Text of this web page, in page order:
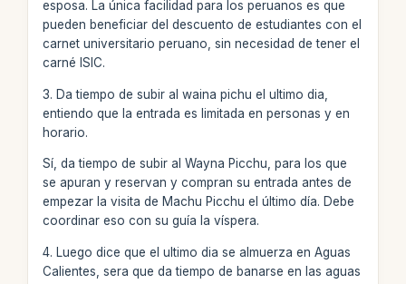
esposa. La única facilidad para los peruanos es que
pueden beneficiar del descuento de estudiantes con el
carnet universitario peruano, sin necesidad de tener el
carné ISIC.
3. Da tiempo de subir al waina pichu el ultimo dia,
entiendo que la entrada es limitada en personas y en
horario.
Sí, da tiempo de subir al Wayna Picchu, para los que
se apuran y reservan y compran su entrada antes de
empezar la visita de Machu Picchu el último día. Debe
coordinar eso con su guía la víspera.
4. Luego dice que el ultimo dia se almuerza en Aguas
Calientes, sera que da tiempo de banarse en las aguas